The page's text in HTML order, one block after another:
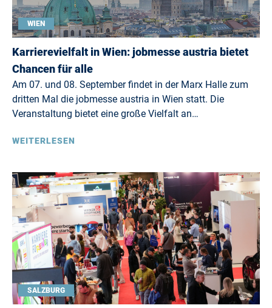
WIEN
Karrierevielfalt in Wien: jobmesse austria bietet
Chancen für alle
Am 07. und 08. September findet in der Marx Halle zum
dritten Mal die jobmesse austria in Wien statt. Die
Veranstaltung bietet eine große Vielfalt an…
WEITERLESEN
SALZBURG